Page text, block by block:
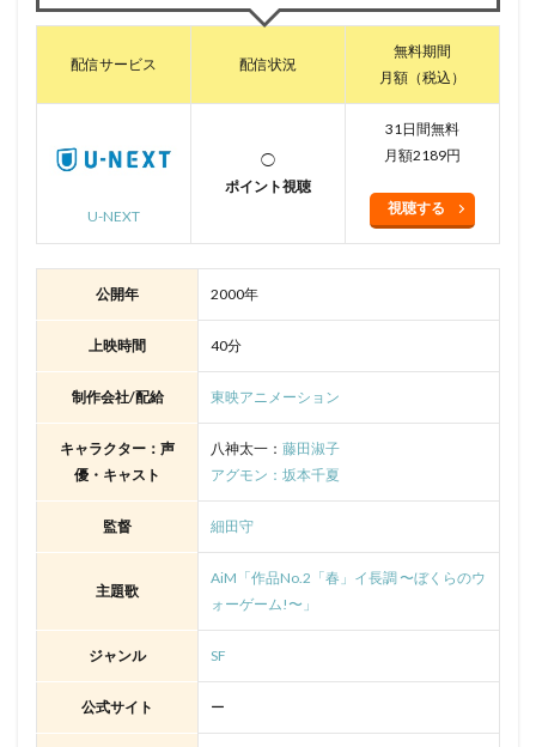
配信サービス 配信状況
無料期間
月額（税込）
U-NEXT
◯
ポイント視聴
31日間無料
月額2189円
視聴する
公開年 2000年
上映時間 40分
制作会社/配給 東映アニメーション
キャラクター：声
優・キャスト
八神太一： 藤田淑子
アグモン： 坂本千夏
監督 細田守
主題歌
AiM「作品No.2「春」イ長調 〜ぼくらのウ
ォーゲーム!〜」
ジャンル SF
公式サイト ー